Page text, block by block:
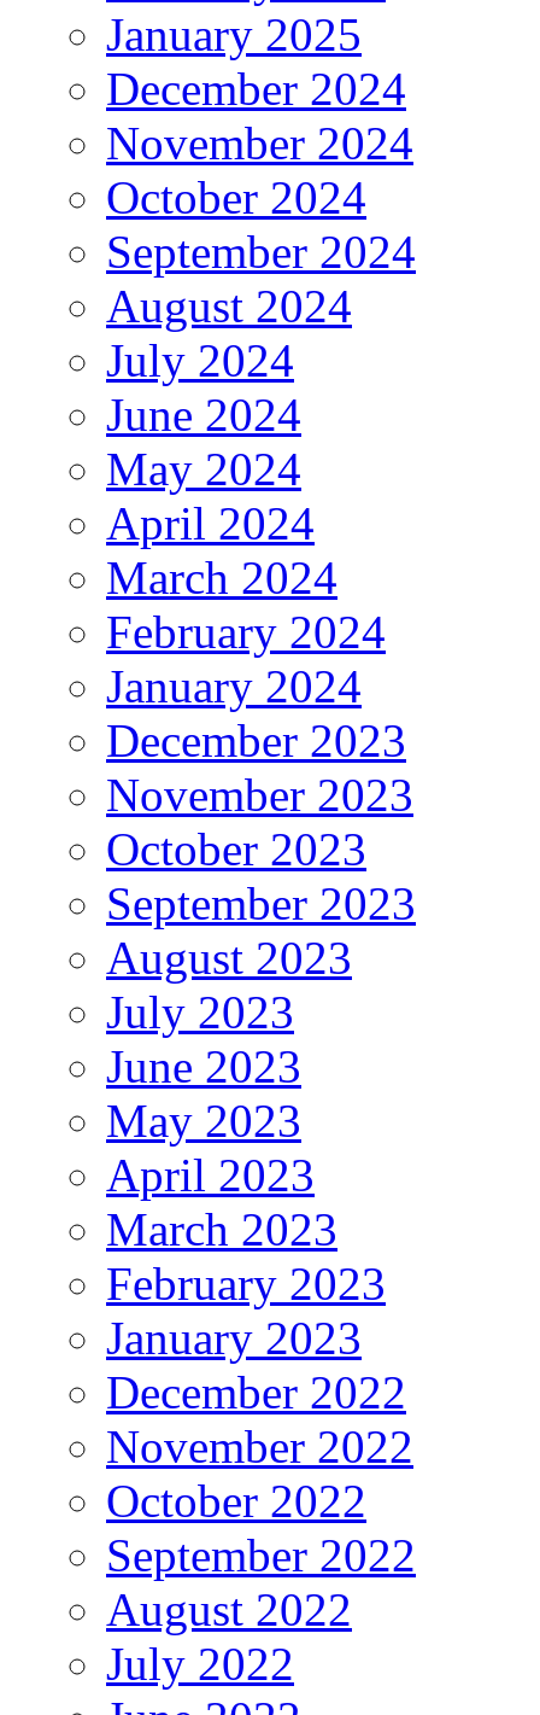
January 2025
December 2024
November 2024
October 2024
September 2024
August 2024
July 2024
June 2024
May 2024
April 2024
March 2024
February 2024
January 2024
December 2023
November 2023
October 2023
September 2023
August 2023
July 2023
June 2023
May 2023
April 2023
March 2023
February 2023
January 2023
December 2022
November 2022
October 2022
September 2022
August 2022
July 2022